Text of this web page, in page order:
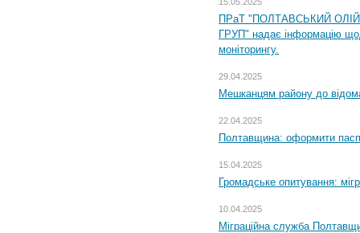
ПРаТ "ПОЛТАВСЬКИЙ
ГРУП" надає інформацію
моніторингу.
29.04.2025
Мешканцям району до
22.04.2025
Полтавщина: оформити
15.04.2025
Громадське опитування:
10.04.2025
Міграційна служба